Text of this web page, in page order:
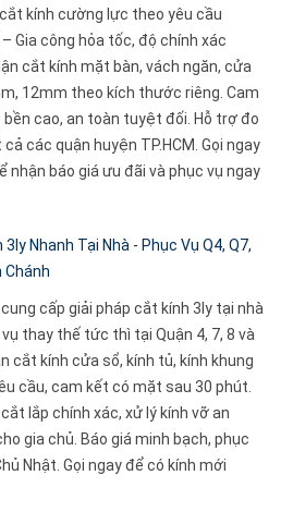
kính cường lực theo yêu cầu
– Gia công hỏa tốc, độ chính xác
cắt kính mặt bàn, vách ngăn, cửa
12mm theo kích thước riêng. Cam
bền cao, an toàn tuyệt đối. Hỗ trợ đo
các quận huyện TP.HCM. Gọi ngay
nhận báo giá ưu đãi và phục vụ ngay
3ly Nhanh Tại Nhà - Phục Vụ Q4, Q7,
Chánh
cấp giải pháp cắt kính 3ly tại nhà
thay thế tức thì tại Quận 4, 7, 8 và
cắt kính cửa sổ, kính tủ, kính khung
cầu, cam kết có mặt sau 30 phút.
lắp chính xác, xử lý kính vỡ an
gia chủ. Báo giá minh bạch, phục
Nhật. Gọi ngay để có kính mới